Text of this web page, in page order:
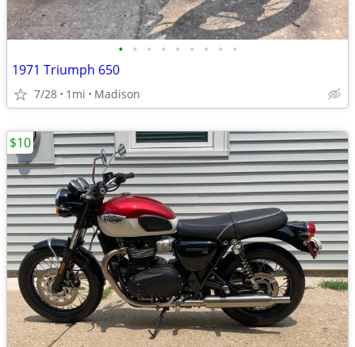
• • • • • • • • •
1971 Triumph 650
7/28 1mi Madison
$10